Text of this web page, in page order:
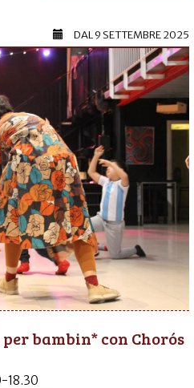
DAL9 SETTEMBRE 2025
bambin* con Chorós
18.30